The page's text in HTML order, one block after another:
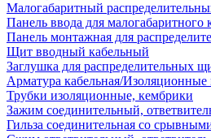
Малогабаритный
Панель ввода для малогабаритного
Панель монтажная для
Щит вводный кабельный
Заглушка для распределительных
Арматура кабельная/Изоляционные
Трубки изоляционные, кембрики
Зажим соединительный,
Гильза соединительная со